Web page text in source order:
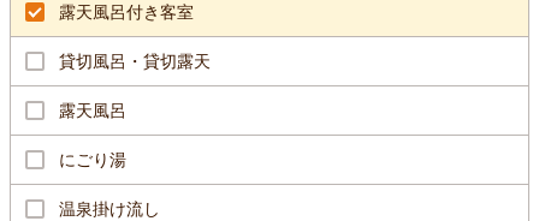
露天風呂付き客室
貸切風呂・貸切露天
露天風呂
にごり湯
温泉掛け流し